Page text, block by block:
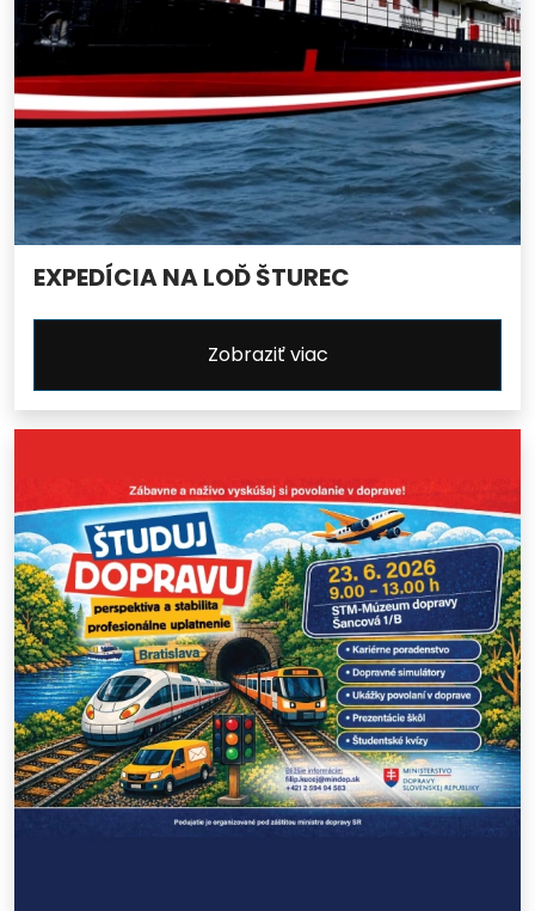
EXPEDÍCIA NA LOĎ ŠTUREC
Zobraziť viac